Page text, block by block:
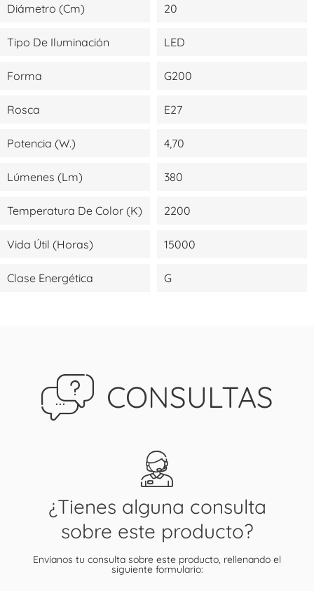
Diámetro (cm) 20
Tipo De Iluminación LED
Forma G200
Rosca E27
Potencia (W.) 4,70
Lúmenes (lm) 380
Temperatura De Color (K) 2200
Vida Útil (Horas) 15000
Clase Energética G
CONSULTAS
¿Tienes alguna consulta
sobre este producto?
Envíanos tu consulta sobre este producto, rellenando el
siguiente formulario: